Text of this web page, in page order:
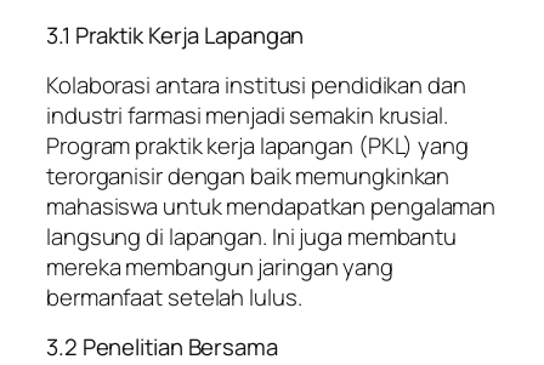
3.1 Praktik Kerja Lapangan
Kolaborasi antara institusi pendidikan dan
industri farmasi menjadi semakin krusial.
Program praktik kerja lapangan (PKL) yang
terorganisir dengan baik memungkinkan
mahasiswa untuk mendapatkan pengalaman
langsung di lapangan. Ini juga membantu
mereka membangun jaringan yang
bermanfaat setelah lulus.
3.2 Penelitian Bersama